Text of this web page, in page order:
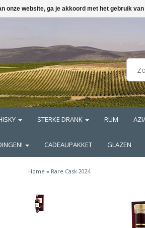
STERKE DRANK RUM
CADEAUPAKKET GLAZEN
Home » Rare Cask 2024
onze website, ga je akkoord met het gebruik